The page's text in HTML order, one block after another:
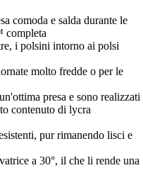
comoda e salda durante le
completa
i polsini intorno ai polsi
molto fredde o per le
presa e sono realizzati
contenuto di lycra
pur rimanendo lisci e
a 30°, il che li rende una